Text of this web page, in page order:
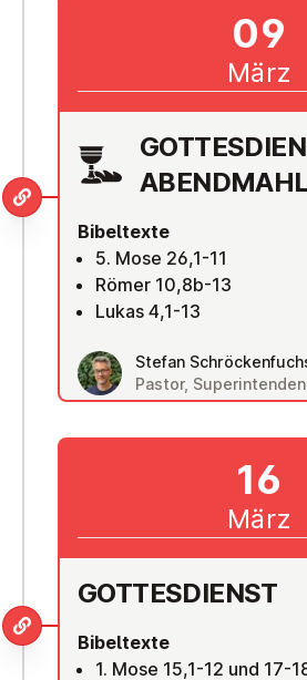
ABENDMAHL
Bibeltexte
5. Mose 26,1-11
Römer 10,8b-13
Lukas 4,1-13
Stefan
Pastor,
09
März
GOT­TES­DIENST
Bibeltexte
1. Mose 15,1-12 und 17-
16
März